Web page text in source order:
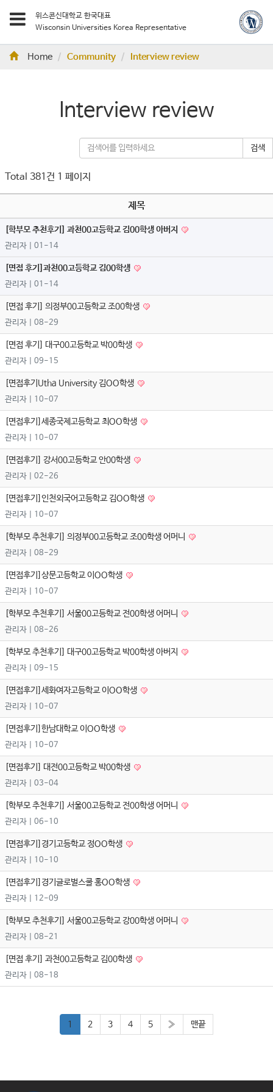
위스콘신대학교 한국대표
Wisconsin Universities Korea Representative
Home Community Interview review
Interview review
검색
Total 381건 1 페이지
제목
[학부모 추천후기] 과천00고등학교 김00학생 아버지
관리자 | 01-14
[면접 후기]과천00고등학교 김00학생
관리자 | 01-14
[면접 후기] 의정부00고등학교 조00학생
관리자 | 08-29
[면접 후기] 대구00고등학교 박00학생
관리자 | 09-15
[면접후기Utha University 김OO학생
관리자 | 10-07
[면접후기]세종국제고등학교 최OO학생
관리자 | 10-07
[면접후기] 강서00고등학교 안00학생
관리자 | 02-26
[면접후기]인천외국어고등학교 김OO학생
관리자 | 10-07
[학부모 추천후기] 의정부00고등학교 조00학생 어머니
관리자 | 08-29
[면접후기]상문고등학교 이OO학생
관리자 | 10-07
[학부모 추천후기] 서울00고등학교 전00학생 어머니
관리자 | 08-26
[학부모 추천후기] 대구00고등학교 박00학생 아버지
관리자 | 09-15
[면접후기]세화여자고등학교 이OO학생
관리자 | 10-07
[면접후기]한남대학교 이OO학생
관리자 | 10-07
[면접후기] 대전00고등학교 박00학생
관리자 | 03-04
[학부모 추천후기] 서울00고등학교 전00학생 어머니
관리자 | 06-10
[면접후기]경기고등학교 정OO학생
관리자 | 10-10
[면접후기]경기글로벌스쿨 홍OO학생
관리자 | 12-09
[학부모 추천후기] 서울00고등학교 강00학생 어머니
관리자 | 08-21
[면접 후기] 과천00고등학교 김00학생
관리자 | 08-18
1 2 3 4 5 » 맨끝